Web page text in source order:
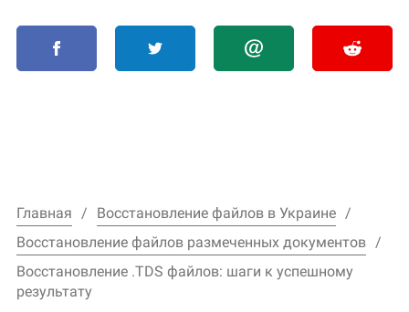
Главная
Восстановление файлов в Украине
Восстановление файлов размеченных документов
Восстановление .TDS файлов: шаги к успешному
результату